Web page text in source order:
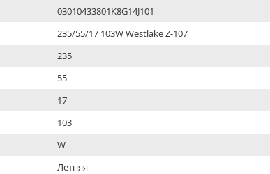
03010433801K8G14J101
235/55/17 103W Westlake Z-107
235
55
17
103
W
Летняя